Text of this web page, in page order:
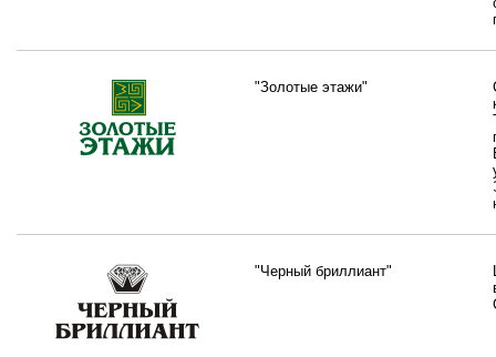
"Золотые этажи"
"Черный бриллиант"